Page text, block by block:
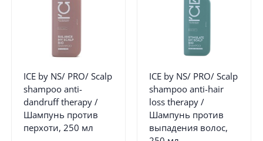
ICE by NS/ PRO/ Scalp
shampoo anti-
dandruff therapy /
Шампунь против
перхоти, 250 мл
ICE by NS/ PRO/ Scalp
shampoo anti-hair
loss therapy /
Шампунь против
выпадения волос,